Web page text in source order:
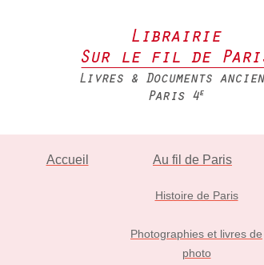
Accueil Au fil de Paris
Histoire de Paris
Photographies et livres de
photo